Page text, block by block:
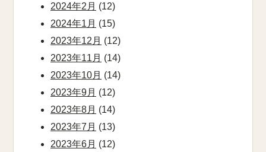
2024年2月 (12)
2024年1月 (15)
2023年12月 (12)
2023年11月 (14)
2023年10月 (14)
2023年9月 (12)
2023年8月 (14)
2023年7月 (13)
2023年6月 (12)